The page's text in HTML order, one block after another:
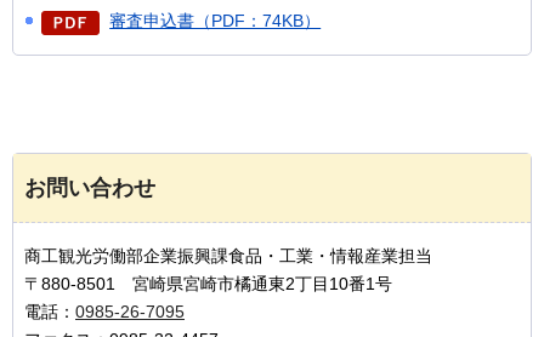
審査申込書（PDF：74KB）
お問い合わせ
商工観光労働部企業振興課食品・工業・情報産業担当
〒880-8501 宮崎県宮崎市橘通東2丁目10番1号
電話： 0985-26-7095